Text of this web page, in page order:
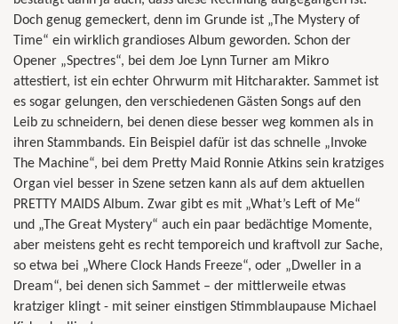
Doch genug gemeckert, denn im Grunde ist „The Mystery of
Time“ ein wirklich grandioses Album geworden. Schon der
Opener „Spectres“, bei dem Joe Lynn Turner am Mikro
attestiert, ist ein echter Ohrwurm mit Hitcharakter. Sammet ist
es sogar gelungen, den verschiedenen Gästen Songs auf den
Leib zu schneidern, bei denen diese besser weg kommen als in
ihren Stammbands. Ein Beispiel dafür ist das schnelle „Invoke
The Machine“, bei dem Pretty Maid Ronnie Atkins sein kratziges
Organ viel besser in Szene setzen kann als auf dem aktuellen
PRETTY MAIDS Album. Zwar gibt es mit „What’s Left of Me“
und „The Great Mystery“ auch ein paar bedächtige Momente,
aber meistens geht es recht temporeich und kraftvoll zur Sache,
so etwa bei „Where Clock Hands Freeze“, oder „Dweller in a
Dream“, bei denen sich Sammet – der mittlerweile etwas
kratziger klingt - mit seiner einstigen Stimmblaupause Michael